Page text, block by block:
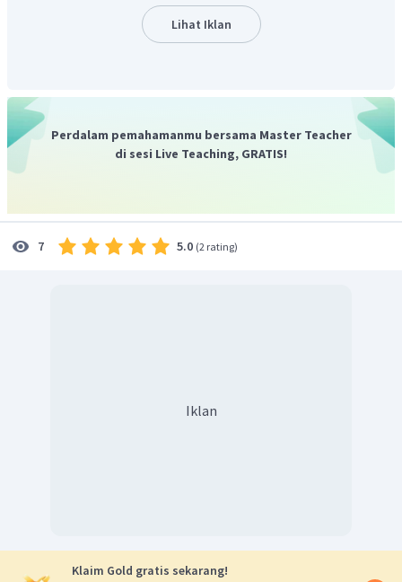
Lihat Iklan
Perdalam pemahamanmu bersama Master Teacher
di sesi Live Teaching, GRATIS!
7 5.0 (2 rating)
Iklan
Klaim Gold gratis sekarang!